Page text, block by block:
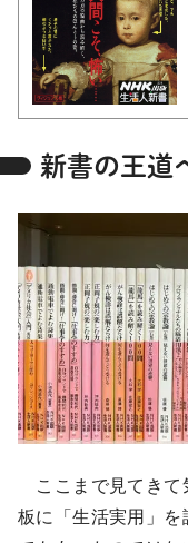
新書の王道
ここまで見てきて
板に「生活実用」